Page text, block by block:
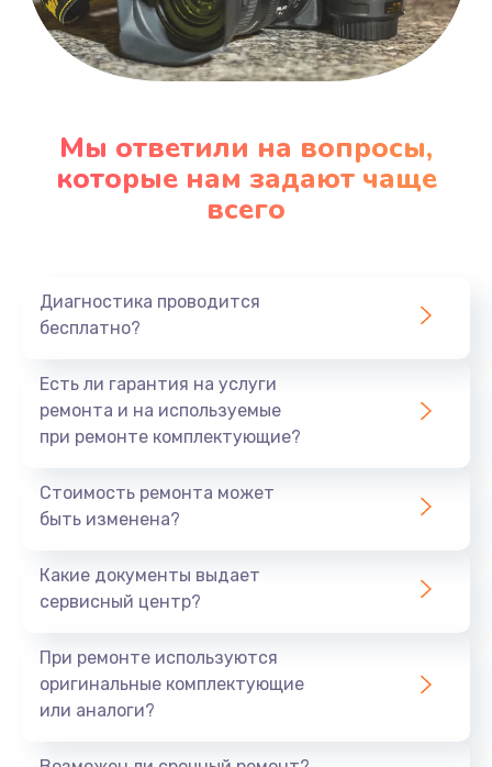
Мы ответили на вопросы,
которые нам задают чаще
всего
Диагностика проводится
бесплатно?
Есть ли гарантия на услуги
ремонта и на используемые
при ремонте комплектующие?
Стоимость ремонта может
быть изменена?
Какие документы выдает
сервисный центр?
При ремонте используются
оригинальные комплектующие
или аналоги?